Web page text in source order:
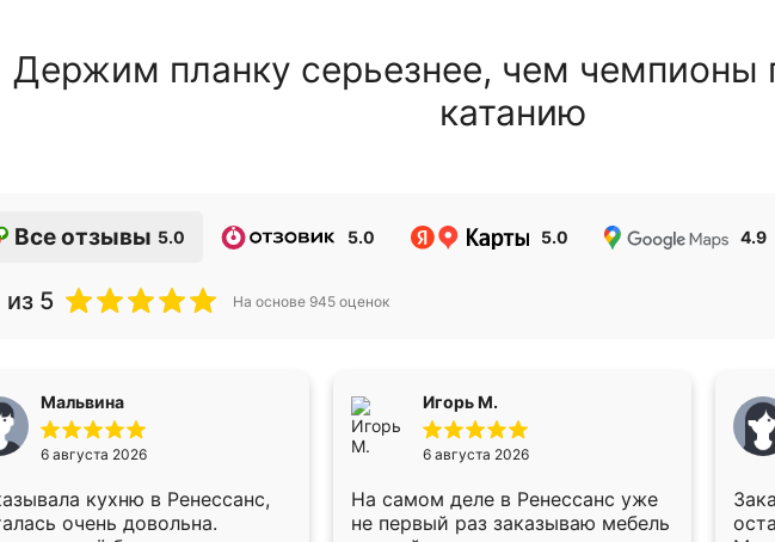
Держим планку серьезнее, чем чемпионы
катанию
Все отзывы 5.0 5.0 5.0 4.9
из 5 На основе 945 оценок
Мальвина
6 августа 2026
кухню в Ренессанс,
очень довольна.
Игорь М.
6 августа 2026
На самом деле в Ренессанс уже
не первый раз заказываю мебель